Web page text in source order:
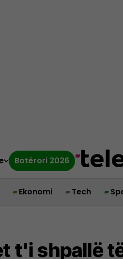
Botërori 2026
Ekonomi Tech
t'i shpallë